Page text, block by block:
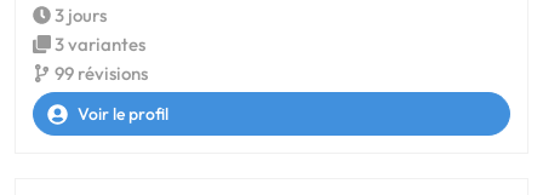
3 jours
3 variantes
99 révisions
Voir le profil